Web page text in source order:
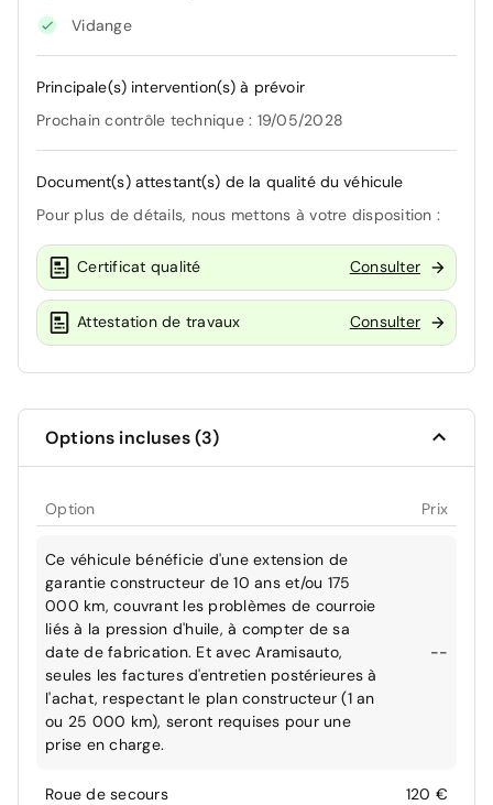
Vidange
Principale(s) intervention(s) à prévoir
Prochain contrôle technique : 19/05/2028
Document(s) attestant(s) de la qualité du véhicule
Pour plus de détails, nous mettons à votre disposition :
Certificat qualité Consulter
Attestation de travaux Consulter
Options incluses (3)
Option Prix
Ce véhicule bénéficie d'une extension de
garantie constructeur de 10 ans et/ou 175
000 km, couvrant les problèmes de courroie
liés à la pression d'huile, à compter de sa
date de fabrication. Et avec Aramisauto,
seules les factures d'entretien postérieures à
l'achat, respectant le plan constructeur (1 an
ou 25 000 km), seront requises pour une
prise en charge.
--
Roue de secours 120 €